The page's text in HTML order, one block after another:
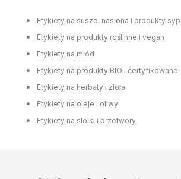
Etykiety na susze, nasiona i produkty
Etykiety na produkty roślinne i vegan
Etykiety na miód
Etykiety na produkty BIO i certyfikowane
Etykiety na herbaty i zioła
Etykiety na oleje i oliwy
Etykiety na słoiki i przetwory